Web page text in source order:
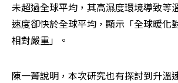
未超過全球平均，其高濕度環境導致等
速度卻快於全球平均，顯示「全球暖化
相對嚴重」。
陳一菁說明，本次研究也有探討到升溫